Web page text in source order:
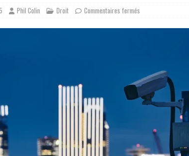
Phil Colin Droit Commentaires fermés